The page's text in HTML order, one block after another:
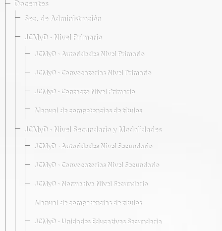
Docentes
Sec. de Administración
JCMyD · Nivel Primario
JCMyD · Autoridades Nivel Primario
JCMyD · Convocatorias Nivel Primario
JCMyD · Contacto Nivel Primario
Manual de competencias de títulos
JCMyD · Nivel Secundario y Modalidades
JCMyD · Autoridades Nivel Secundario
JCMyD · Convocatorias Nivel Secundario
JCMyD · Normativa Nivel Secundario
Manual de competencias de títulos
JCMyD · Unidades Educativas Secundaria